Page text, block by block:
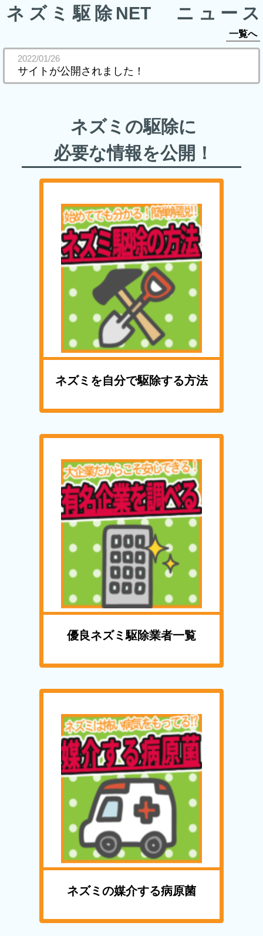
ネズミ駆除NET ニュース
一覧へ
2022/01/26
サイトが公開されました！
ネズミの駆除に
必要な情報を公開！
ネズミを自分で駆除する方法
優良ネズミ駆除業者一覧
ネズミの媒介する病原菌